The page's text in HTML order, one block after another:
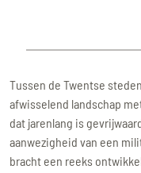
Tussen de Twentse
afwisselend landschap
dat jarenlang is
aanwezigheid van een
bracht een reeks